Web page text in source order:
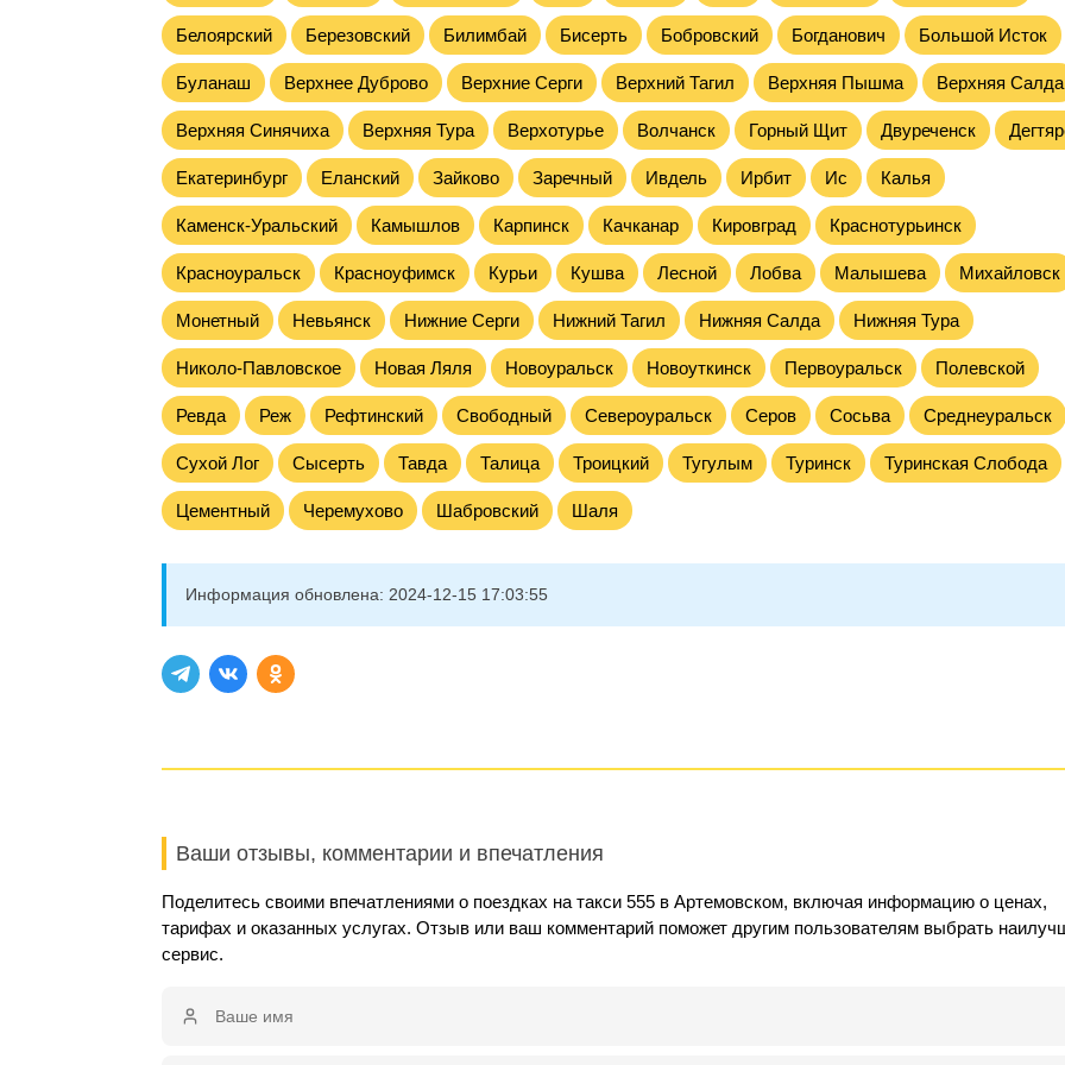
Белоярский Березовский Билимбай Бисерть Бобровский Богданович Большой Исток
Буланаш Верхнее Дуброво Верхние Серги Верхний Тагил Верхняя Пышма Верхняя Салда
Верхняя Синячиха Верхняя Тура Верхотурье Волчанск Горный Щит Двуреченск
Екатеринбург Еланский Зайково Заречный Ивдель Ирбит Ис Калья
Каменск-Уральский Камышлов Карпинск Качканар Кировград Краснотурьинск
Красноуральск Красноуфимск Курьи Кушва Лесной Лобва Малышева Михайловск
Монетный Невьянск Нижние Серги Нижний Тагил Нижняя Салда Нижняя Тура
Николо-Павловское Новая Ляля Новоуральск Новоуткинск Первоуральск Полевской
Ревда Реж Рефтинский Свободный Североуральск Серов Сосьва Среднеуральск
Сухой Лог Сысерть Тавда Талица Троицкий Тугулым Туринск Туринская Слобода
Цементный Черемухово Шабровский Шаля
Информация обновлена: 2024-12-15 17:03:55
Ваши отзывы, комментарии и впечатления
Поделитесь своими впечатлениями о поездках на такси 555 в Артемовском, включая информацию о ценах,
тарифах и оказанных услугах. Отзыв или ваш комментарий поможет другим пользователям выбрать
сервис.